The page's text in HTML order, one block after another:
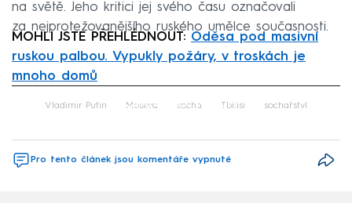
na světě. Jeho kritici jej svého času označovali
za nejprotežovanějšího ruského umělce současnosti.
MOHLI JSTE PŘEHLÉDNOUT: Oděsa pod masivní
ruskou palbou. Vypukly požáry, v troskách je
mnoho domů
Failed to fetch
Vladimir Putin Moskva socha Tbilisi sochařství
Pro tento článek jsou komentáře vypnuté